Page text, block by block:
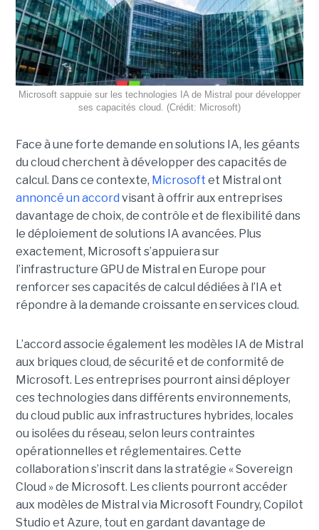
Microsoft sappuie sur les technologies IA de Mistral pour développer
ses capacités cloud. (Crédit: Microsoft)
Face à une forte demande en solutions IA, les géants
du cloud cherchent à développer des capacités de
calcul. Dans ce contexte, Microsoft et Mistral ont
annoncé un accord visant à offrir aux entreprises
davantage de choix, de contrôle et de flexibilité dans
le déploiement de solutions IA avancées. Plus
exactement, Microsoft s’appuiera sur
l’infrastructure GPU de Mistral en Europe pour
renforcer ses capacités de calcul dédiées à l’IA et
répondre à la demande croissante en services cloud.
L’accord associe également les modèles IA de Mistral
aux briques cloud, de sécurité et de conformité de
Microsoft. Les entreprises pourront ainsi déployer
ces technologies dans différents environnements,
du cloud public aux infrastructures hybrides, locales
ou isolées du réseau, selon leurs contraintes
opérationnelles et réglementaires. Cette
collaboration s’inscrit dans la stratégie « Sovereign
Cloud » de Microsoft. Les clients pourront accéder
aux modèles de Mistral via Microsoft Foundry, Copilot
Studio et Azure, tout en gardant davantage de